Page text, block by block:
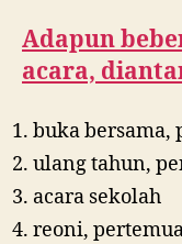
Adapun
acara,
buka bersama,
ulang tahun,
acara sekolah
reoni,